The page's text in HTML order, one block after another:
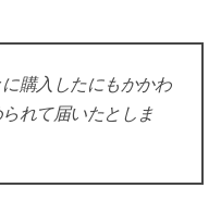
購入したにもかかわ
れて届いたとしま